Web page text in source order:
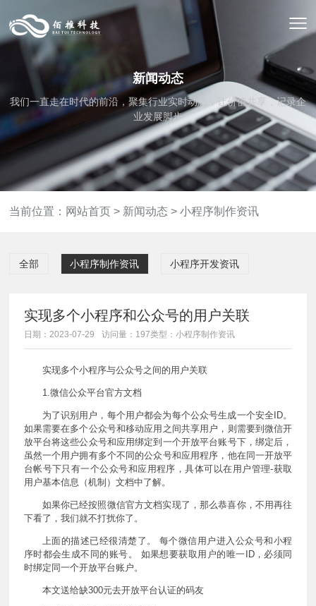
新闻动态
我们一直走在时代的前沿，聚集行业实时动态，让价值共享，记录企
业发展脚步
当前位置： 网站首页 > 新闻动态 >小程序制作资讯
全部 小程序制作资讯 小程序开发资讯
实现多个小程序和公众号的用户关联
日期：2023-07-29 访问量：197类型：小程序制作资讯
实现多个小程序与公众号之间的用户关联
1.微信公众平台官方文档
为了识别用户，每个用户都会为每个公众号生成一个安全ID。
如果需要在多个公众号和移动应用之间共享用户，则需要到微信开
放平台将这些公众号和应用绑定到一个开放平台账号下，绑定后，
虽然一个用户拥有多个不同的公众号和应用程序，他在同一开放平
台帐号下只有一个公众号和应用程序，具体可以在用户管理-获取
用户基本信息（机制）文档中了解。
如果你已经按照微信官方文档实现了，那么恭喜你，不用再往
下看了，我们就不打扰你了。
上面的描述已经很清楚了。 每个微信用户进入公众号和小程
序时都会生成不同的账号。 如果想要获取用户的唯一ID，必须同
时绑定同一个开放平台账户。
本文送给缺300元去开放平台认证的码友